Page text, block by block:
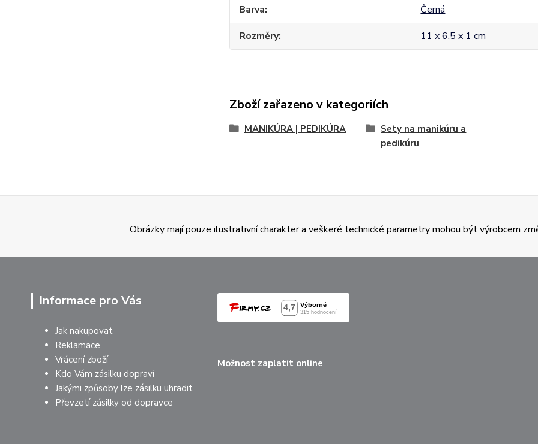
Barva
Černá
Rozměry
11 x 6,5 x 1 cm
Zboží zařazeno v kategoriích
MANIKÚRA | PEDIKÚRA
Sety na manikúru a
pedikúru
Obrázky mají pouze ilustrativní charakter a veškeré technické parametry mohou být výrobcem
Informace pro Vás
Jak nakupovat
Reklamace
Vrácení zboží
Kdo Vám zásilku dopraví
Jakými způsoby lze zásilku uhradit
Převzetí zásilky od dopravce
Možnost zaplatit online